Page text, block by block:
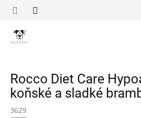
Rocco Diet Care
koňské a sladké
3629